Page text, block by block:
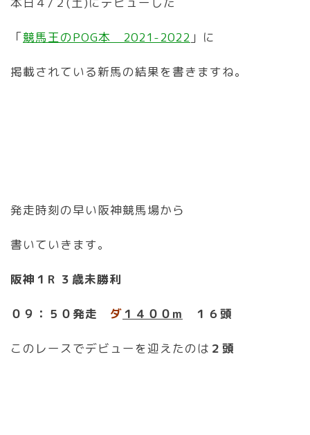
「競馬王のPOG本 2021-2022 」に
掲載されている新馬の結果を書きますね。
発走時刻の早い阪神競馬場から
書いていきます。
阪神１R ３歳未勝利
０９：５０発走 ダ １４００m １６頭
このレースでデビューを迎えたのは ２頭